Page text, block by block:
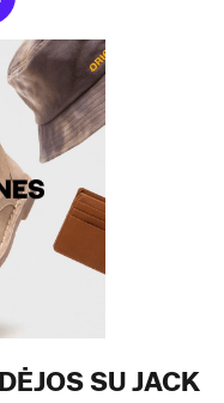
SU JACK